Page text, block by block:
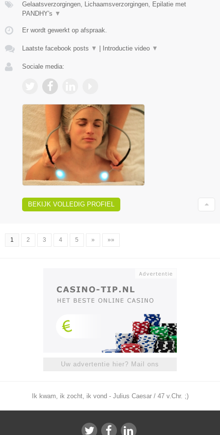
Gelaatsverzorgingen, Lichaamsverzorgingen, Epilatie met
PANDHY's ▼
Er wordt gewerkt op afspraak.
Laatste facebook posts ▼ Introductie video ▼
Sociale media:
BEKIJK VOLLEDIG PROFIEL
1 2 3 4 5 » »»
Uw advertentie hier? Mail ons
Ik kwam, ik zocht, ik vond - Julius Caesar / 47 v.Chr. ;)